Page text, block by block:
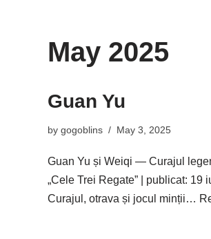
May 2025
Guan Yu
by gogoblins May 3, 2025
Guan Yu și Weiqi — Curajul
„Cele Trei Regate” | publicat: 19
Curajul, otrava și jocul minții…